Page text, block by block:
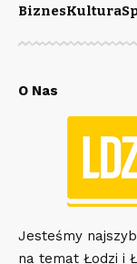
BiznesKultura
O Nas
Jesteśmy
na temat Łodzi i